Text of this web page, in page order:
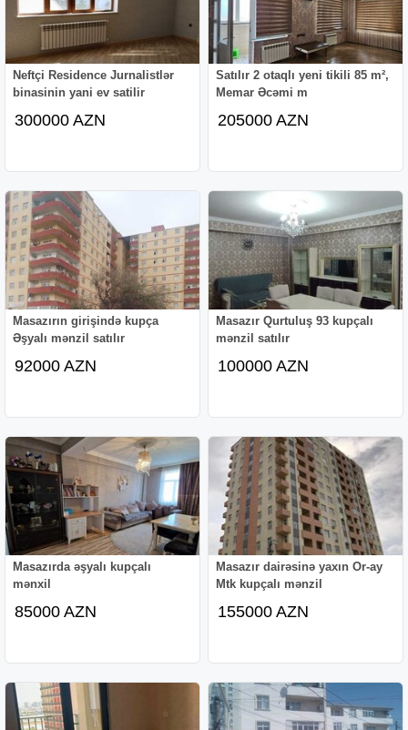
Neftçi Residence Jurnalistlər
binasinin yani ev satilir
300000 AZN
Satılır 2 otaqlı yeni tikili 85 m²,
Memar Əcəmi m
205000 AZN
Masazırın girişində kupça
Əşyalı mənzil satılır
92000 AZN
Masazır Qurtuluş 93 kupçalı
mənzil satılır
100000 AZN
Masazırda əşyalı kupçalı
mənxil
85000 AZN
Masazır dairəsinə yaxın Or-ay
Mtk kupçalı mənzil
155000 AZN